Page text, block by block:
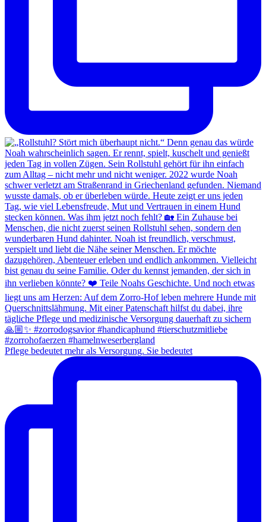
Pflege bedeutet mehr als Versorgung. Sie bedeutet